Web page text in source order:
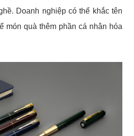
Doanh nghiệp có thể khắc tên
món quà thêm phần cá nhân hóa